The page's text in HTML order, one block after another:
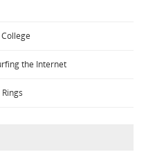
the Internet